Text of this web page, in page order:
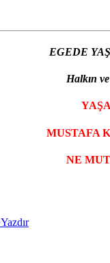
EGEDE
Halkın
MUSTAFA
NE
Yazdır